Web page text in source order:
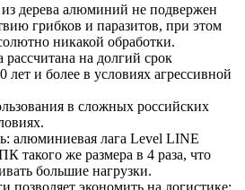
дерева алюминий не подвержен
грибков и паразитов, при этом
никакой обработки.
на долгий срок
и более в условиях агрессивной
в сложных российских
алюминиевая лага Level LINE
такого же размера в 4 раза, что
большие нагрузки.
позволяет экономить на логистике: